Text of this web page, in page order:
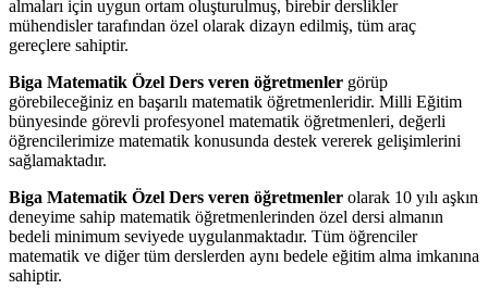
almaları için uygun ortam oluşturulmuş, birebir derslikler
mühendisler tarafından özel olarak dizayn edilmiş, tüm araç
gereçlere sahiptir.
Biga Matematik Özel Ders veren öğretmenler görüp
görebileceğiniz en başarılı matematik öğretmenleridir. Milli Eğitim
bünyesinde görevli profesyonel matematik öğretmenleri, değerli
öğrencilerimize matematik konusunda destek vererek gelişimlerini
sağlamaktadır.
Biga Matematik Özel Ders veren öğretmenler olarak 10 yılı aşkın
deneyime sahip matematik öğretmenlerinden özel dersi almanın
bedeli minimum seviyede uygulanmaktadır. Tüm öğrenciler
matematik ve diğer tüm derslerden aynı bedele eğitim alma imkanına
sahiptir.